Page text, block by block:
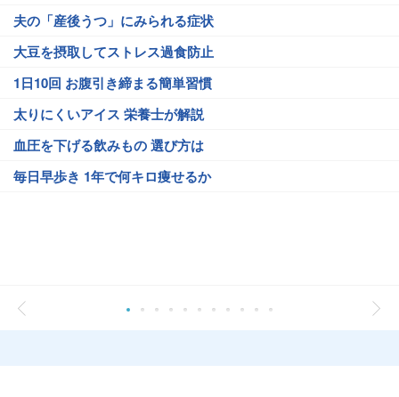
夫の「産後うつ」にみられる症状
大豆を摂取してストレス過食防止
1日10回 お腹引き締まる簡単習慣
太りにくいアイス 栄養士が解説
血圧を下げる飲みもの 選び方は
毎日早歩き 1年で何キロ痩せるか